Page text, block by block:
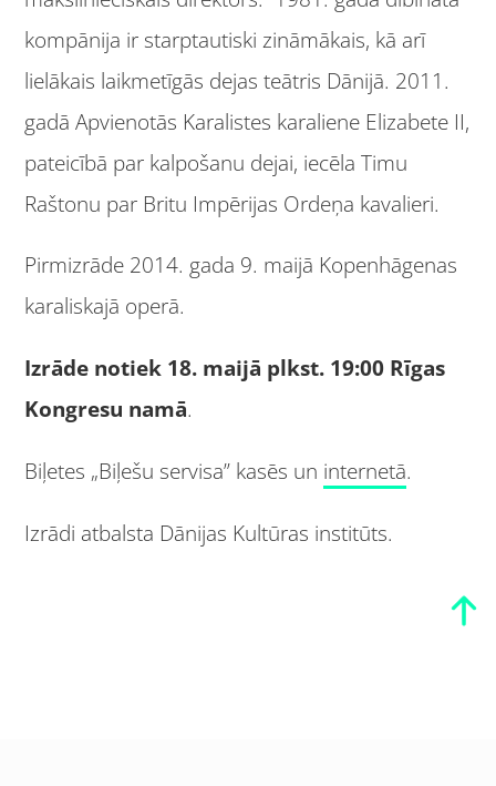
kompānija ir starptautiski zināmākais, kā arī
lielākais laikmetīgās dejas teātris Dānijā. 2011.
gadā Apvienotās Karalistes karaliene Elizabete II,
pateicībā par kalpošanu dejai, iecēla Timu
Raštonu par Britu Impērijas Ordeņa kavalieri.
Pirmizrāde 2014. gada 9. maijā Kopenhāgenas
karaliskajā operā.
Izrāde notiek 18. maijā plkst. 19:00 Rīgas
Kongresu namā.
Biļetes „Biļešu servisa” kasēs un internetā.
Izrādi atbalsta Dānijas Kultūras institūts.